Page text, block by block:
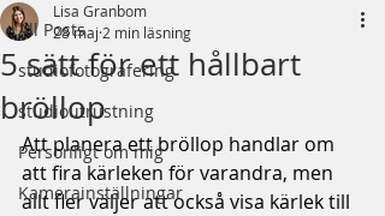
All Posts
studiofotografering
studioutrustning
Personligt om mig
Kamerainställningar
5 sätt för ett hållbart
bröllop
Lisa Granbom
28 maj 2 min läsning
Att planera ett bröllop handlar om
att fira kärleken för varandra, men
allt fler väljer att också visa kärlek till